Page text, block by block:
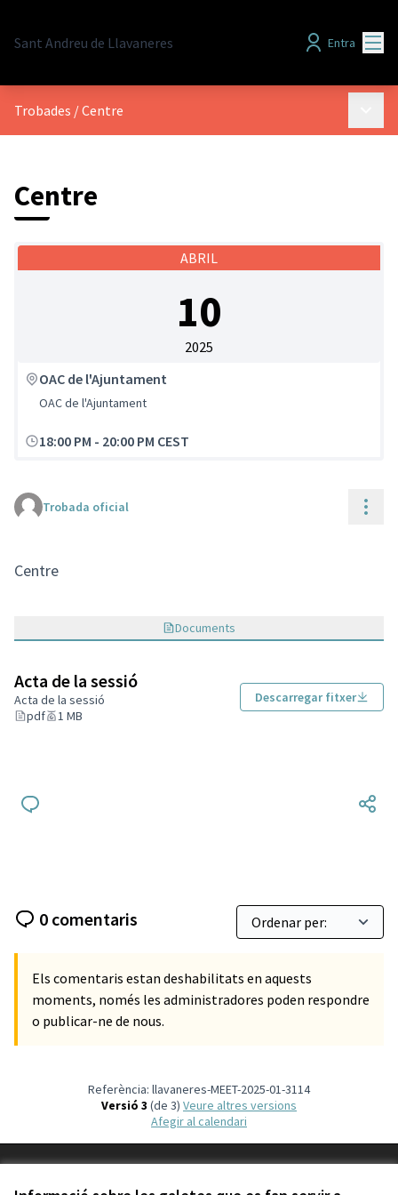
Sant Andreu de Llavaneres Entra
Trobades /Centre
Centre
ABRIL
10
2025
OAC de l'Ajuntament
OAC de l'Ajuntament
18:00 PM - 20:00 PM CEST
Trobada oficial
Centre
Documents
Acta de la sessió
Acta de la sessió
pdf
1 MB
Descarregar fitxer
0 comentaris
Els comentaris estan deshabilitats en aquests
moments, només les administradores poden respondre
o publicar-ne de nous.
Referència: llavaneres-MEET-2025-01-3114
Versió 3 (de 3)
veure altres versions
Afegir al calendari
Configuració de les galetes